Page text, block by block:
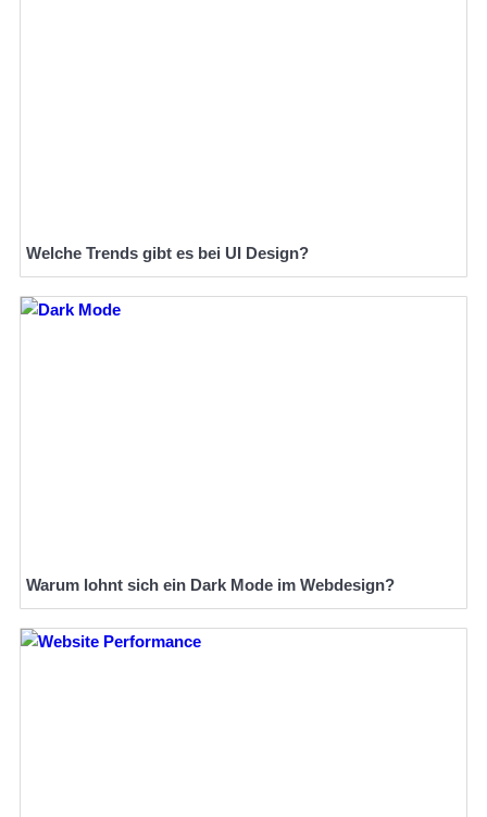
Welche Trends gibt es bei UI Design?
Warum lohnt sich ein Dark Mode im Webdesign?